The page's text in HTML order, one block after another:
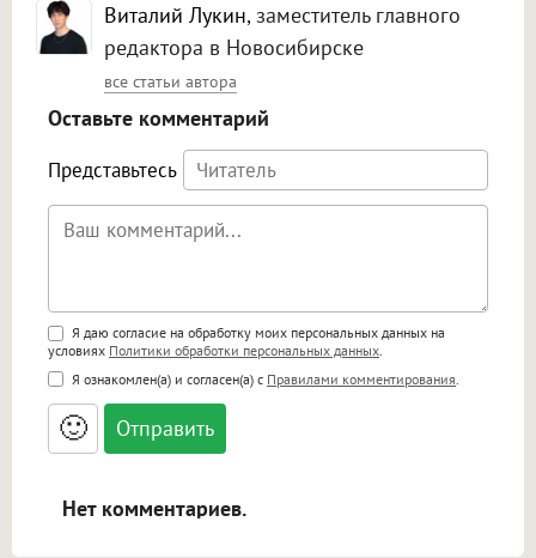
Виталий Лукин, заместитель главного
редактора в Новосибирске
все статьи автора
Оставьте комментарий
Представьтесь
Поддержка HTML
<b>, <strong>, <u>, <i>, <em>, <s>, <big>,
<small>, <sup>, <sub>, <pre>, <ul>, <ol>, <li>,
<blockquote>, <code> экранирует HTML,
адреса URL автоматически становятся
ссылками, и [img]адрес[/img] будет
Я даю согласие на обработку моих персональных данных на
условиях Политики обработки персональных данных
Я ознакомлен(а) и согласен(а) с Правилами комментирования
🙂
Нет комментариев.